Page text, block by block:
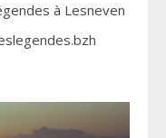
à Lesneven